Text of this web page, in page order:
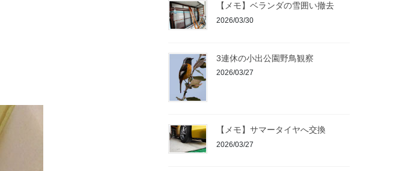
【メモ】ベランダの雪囲い撤去
2026/03/30
3連休の小出公園野鳥観察
2026/03/27
【メモ】サマータイヤへ交換
2026/03/27